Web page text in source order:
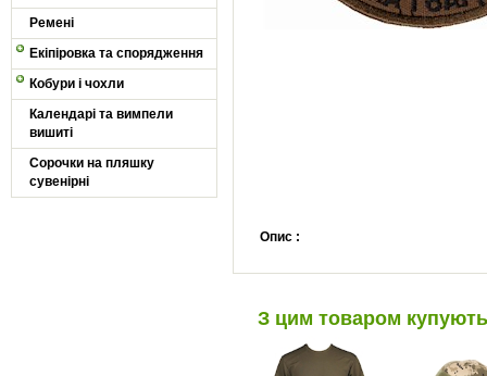
Ремені
Екіпіровка та спорядження
Кобури і чохли
Календарі та вимпели
вишиті
Сорочки на пляшку
сувенірні
Опис :
З цим товаром купують